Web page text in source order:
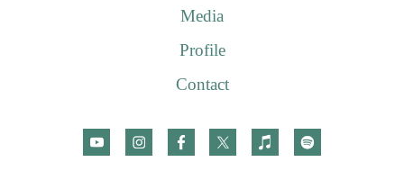
Media
Profile
Contact